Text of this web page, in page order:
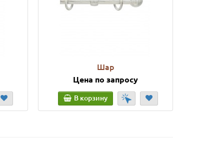
Шар
Цена по запросу
В корзину